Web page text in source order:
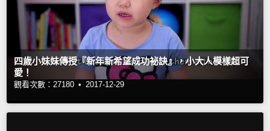
四歲小妹妹傳授『新年新希望成功祕訣』，小大人模樣超可
愛！
觀看次數：27180 • 2017-12-29